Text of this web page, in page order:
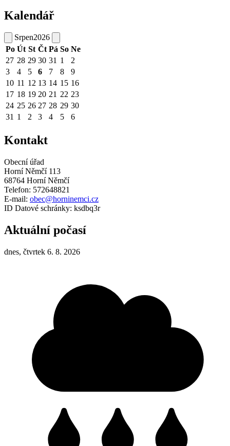
Kalendář
Srpen2026
Po Út St Čt Pá So Ne
27 28 29 30 31 1
2
3
4 5 6 7 8
9
10 11 12 13 14 15 16
17 18 19 20 21 22 23
24 25 26 27 28 29 30
31 1 2 3 4 5 6
Kontakt
Obecní úřad
Horní Němčí 113
68764 Horní Němčí
Telefon: 572648821
E-mail: obec@horninemci.cz
ID Datové schránky: ksdbq3r
Aktuální počasí
dnes, čtvrtek 6. 8. 2026